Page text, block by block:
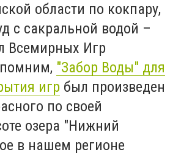
области по кокпару,
с сакральной водой –
Всемирных Игр
"Забор Воды" для
игр был произведен
по своей
озера "Нижний
в нашем регионе